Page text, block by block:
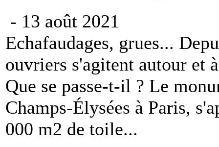
- 13 août 2021
Echafaudages, grues...
ouvriers s'agitent autour et
Que se passe-t-il ? Le
Champs-Élysées à Paris,
000 m2 de toile...